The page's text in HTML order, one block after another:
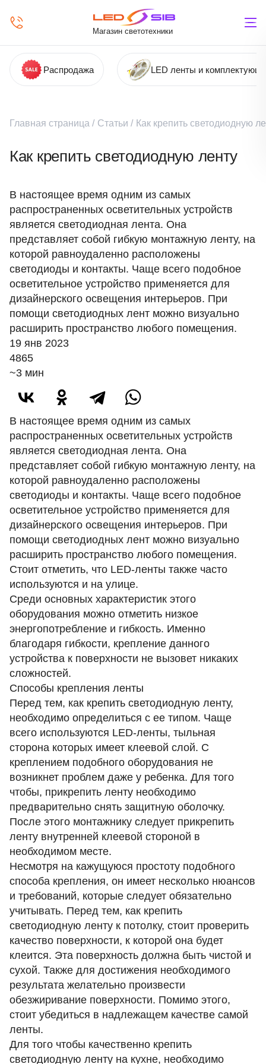
Магазин светотехники
Распродажа LED ленты и
Главная страница / Статьи / Как крепить светодиодную
Как крепить светодиодную ленту
В настоящее время одним из самых
распространенных осветительных устройств
является светодиодная лента. Она
представляет собой гибкую монтажную ленту, на
которой равноудаленно расположены
светодиоды и контакты. Чаще всего подобное
осветительное устройство применяется для
дизайнерского освещения интерьеров. При
помощи светодиодных лент можно визуально
расширить пространство любого помещения.
19 янв 2023
4865
~3 мин
В настоящее время одним из самых
распространенных осветительных устройств
является светодиодная лента. Она
представляет собой гибкую монтажную ленту, на
которой равноудаленно расположены
светодиоды и контакты. Чаще всего подобное
осветительное устройство применяется для
дизайнерского освещения интерьеров. При
помощи светодиодных лент можно визуально
расширить пространство любого помещения.
Стоит отметить, что LED-ленты также часто
используются и на улице.
Среди основных характеристик этого
оборудования можно отметить низкое
энергопотребление и гибкость. Именно
благодаря гибкости, крепление данного
устройства к поверхности не вызовет никаких
сложностей.
Способы крепления ленты
Перед тем, как крепить светодиодную ленту,
необходимо определиться с ее типом. Чаще
всего используются LED-ленты, тыльная
сторона которых имеет клеевой слой. С
креплением подобного оборудования не
возникнет проблем даже у ребенка. Для того
чтобы, прикрепить ленту необходимо
предварительно снять защитную оболочку.
После этого монтажнику следует прикрепить
ленту внутренней клеевой стороной в
необходимом месте.
Несмотря на кажущуюся простоту подобного
способа крепления, он имеет несколько нюансов
и требований, которые следует обязательно
учитывать. Перед тем, как крепить
светодиодную ленту к потолку, стоит проверить
качество поверхности, к которой она будет
клеится. Эта поверхность должна быть чистой и
сухой. Также для достижения необходимого
результата желательно произвести
обезжиривание поверхности. Помимо этого,
стоит убедиться в надлежащем качестве самой
ленты.
Для того чтобы качественно крепить
светодиодную ленту на кухне, необходимо